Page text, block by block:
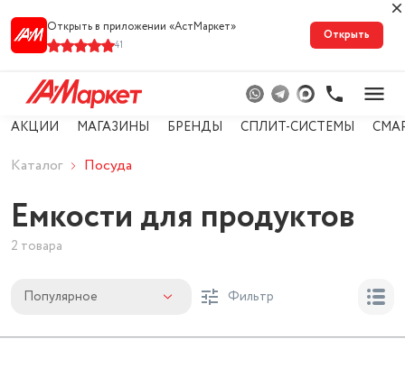
Открыть в приложении «АстМарке‪т‬»
41
Открыть
АКЦИИ МАГАЗИНЫ БРЕНДЫ СПЛИТ-СИСТЕМЫ
Каталог Посуда
Емкости для продуктов
2 товара
Популярное Фильтр